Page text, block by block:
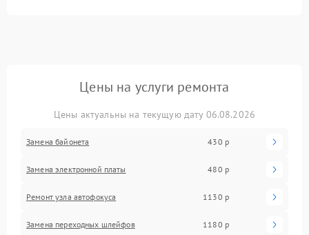
Цены на услуги ремонта
Цены актуальны на текущую дату 06.08.2026
Замена байонета 430 р
Замена электронной платы 480 р
Ремонт узла автофокуса 1130 р
Замена переходных шлейфов 1180 р